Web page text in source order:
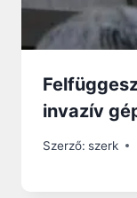
invazív
Szerző: szerk